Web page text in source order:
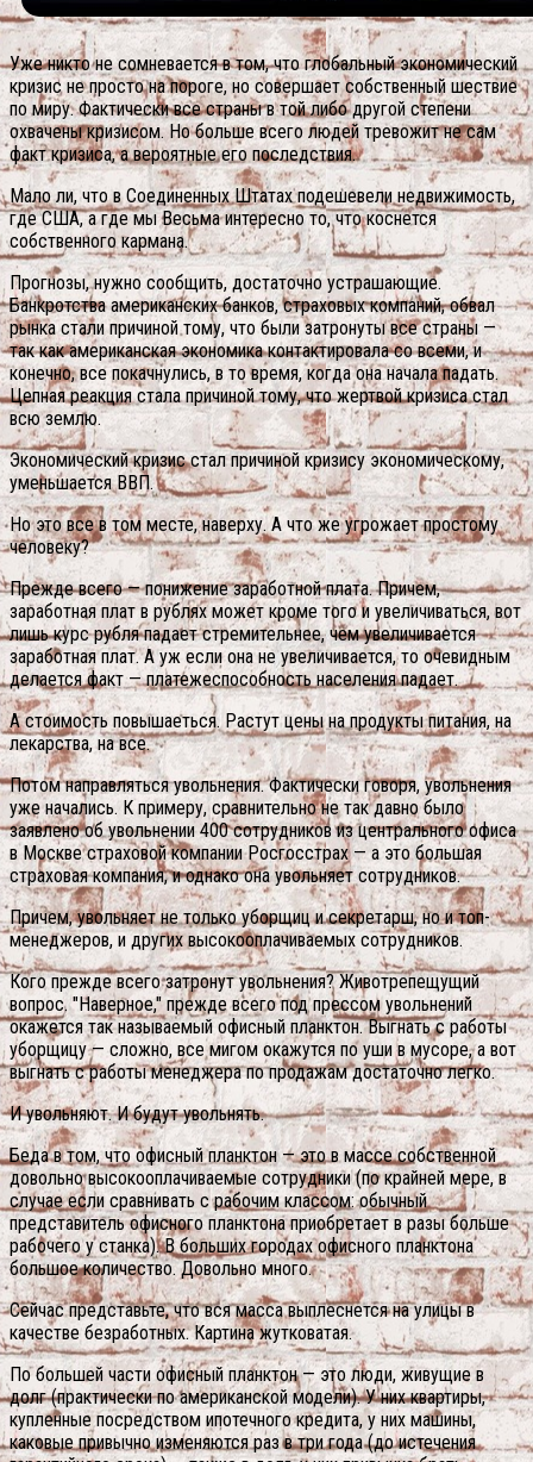
Уже никто не сомневается в том, что глобальный экономический
кризис не просто на пороге, но совершает собственный шествие
по миру. Фактически все страны в той либо другой степени
охвачены кризисом. Но больше всего людей тревожит не сам
факт кризиса, а вероятные его последствия.
Мало ли, что в Соединенных Штатах подешевели недвижимость,
где США, а где мы Весьма интересно то, что коснется
собственного кармана.
Прогнозы, нужно сообщить, достаточно устрашающие.
Банкротства американских банков, страховых компаний, обвал
рынка стали причиной тому, что были затронуты все страны —
так как американская экономика контактировала со всеми, и
конечно, все покачнулись, в то время, когда она начала падать.
Цепная реакция стала причиной тому, что жертвой кризиса стал
всю землю.
Экономический кризис стал причиной кризису экономическому,
уменьшается ВВП.
Но это все в том месте, наверху. А что же угрожает простому
человеку?
Прежде всего — понижение заработной плата.Причем,
заработная плат в рублях может кроме того и увеличиваться, вот
лишь курс рубля падает стремительнее, чем увеличивается
заработная плат. А уж если она не увеличивается, то очевидным
делается факт — платежеспособность населения падает.
А стоимость повышаеться. Растут цены на продукты питания, на
лекарства, на все.
Потом направляться увольнения. Фактически говоря, увольнения
уже начались. К примеру, сравнительно не так давно было
заявлено об увольнении 400 сотрудников из центрального офиса
в Москве страховой компании Росгосстрах — а это большая
страховая компания, и однако она увольняет сотрудников.
Причем, увольняет не только уборщиц и секретарш, но и топ-
менеджеров, и других высокооплачиваемых сотрудников.
Кого прежде всего затронут увольнения? Животрепещущий
вопрос. "Наверное," прежде всего под прессом увольнений
окажется так называемый офисный планктон. Выгнать с работы
уборщицу — сложно, все мигом окажутся по уши в мусоре, а вот
выгнать с работы менеджера по продажам достаточно легко.
И увольняют. И будут увольнять.
Беда в том, что офисный планктон — это в массе собственной
довольно высокооплачиваемые сотрудники (по крайней мере, в
случае если сравнивать с рабочим классом: обычный
представитель офисного планктона приобретает в разы больше
рабочего у станка). В больших городах офисного планктона
большое количество. Довольно много.
Сейчас представьте, что вся масса выплеснется на улицы в
качестве безработных. Картина жутковатая.
По большей части офисный планктон — это люди, живущие в
долг (практически по американской модели). У них квартиры,
купленные посредством ипотечного кредита, у них машины,
каковые привычно изменяются раз в три года (до истечения